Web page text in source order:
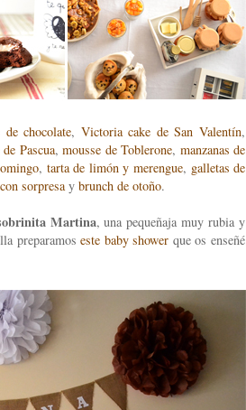
de chocolate, Victoria cake de San Valentín,
Pascua, mousse de Toblerone, manzanas de
, tarta de limón y merengue, galletas de
sorpresay brunch de otoño.
Martina, una pequeñaja muy rubia y
preparamoseste baby shower que os enseñé